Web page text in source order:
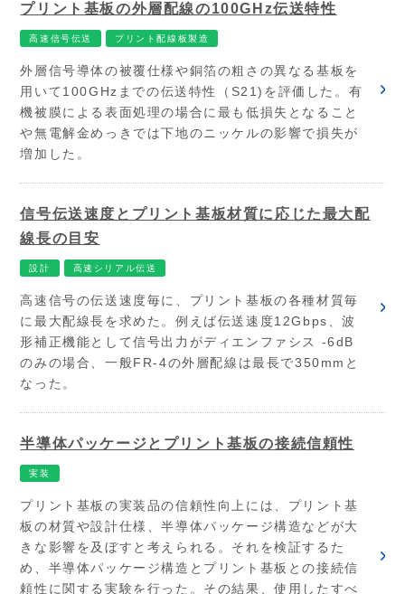
プリント基板の外層配線の100GHz伝送特性
高速信号伝送 プリント配線板製造
外層信号導体の被覆仕様や銅箔の粗さの異なる基板を
用いて100GHzまでの伝送特性（S21)を評価した。有
機被膜による表面処理の場合に最も低損失となること
や無電解金めっきでは下地のニッケルの影響で損失が
増加した。
信号伝送速度とプリント基板材質に応じた最大配
線長の目安
設計 高速シリアル伝送
高速信号の伝送速度毎に、プリント基板の各種材質毎
に最大配線長を求めた。例えば伝送速度12Gbps、波
形補正機能として信号出力がディエンファシス -6dB
のみの場合、一般FR-4の外層配線は最長で350mmと
なった。
半導体パッケージとプリント基板の接続信頼性
実装
プリント基板の実装品の信頼性向上には、プリント基
板の材質や設計仕様、半導体パッケージ構造などが大
きな影響を及ぼすと考えられる。それを検証するた
め、半導体パッケージ構造とプリント基板との接続信
頼性に関する実験を行った。その結果、使用したすべ